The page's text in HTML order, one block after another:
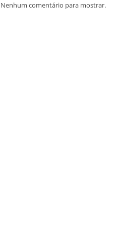
Nenhum comentário para mostrar.